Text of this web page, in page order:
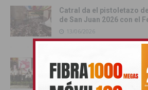
Catral da el pistoletazo
de San Juan 2026 con el
13/06/2026
Rafal celebra la tercera
con historia, cultura y
13/06/2026